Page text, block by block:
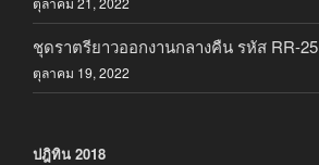
ชุดราตรียาวออกงานกลางคืน รหัส RR-25
ตุลาคม 19, 2022
ปฎิทิน 2018